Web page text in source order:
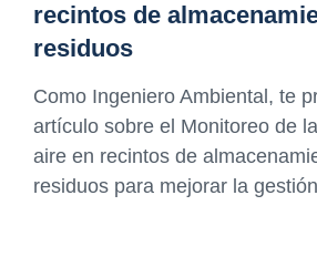
recintos de
residuos
Como Ingeniero Ambiental, te
artículo sobre el Monitoreo de
aire en recintos de
residuos para mejorar la